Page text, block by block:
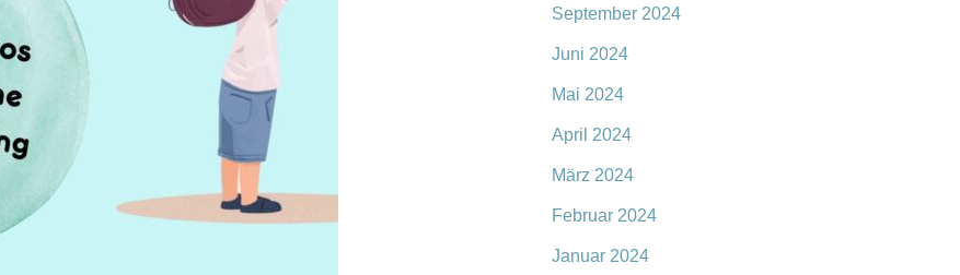
September 2024
Juni 2024
Mai 2024
April 2024
März 2024
Februar 2024
Januar 2024